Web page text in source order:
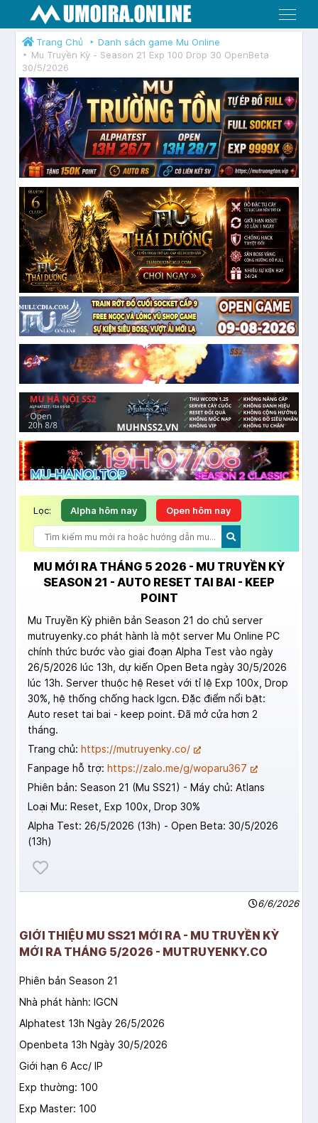
Menu
Trang Chủ
Danh sách game Mu Online
Mu Truyền Kỳ - Season 21 Exp 100 Drop 30 OpenBeta
30/5/2026
Lọc: Alpha hôm nay Open hôm nay
MU MỚI RA THÁNG 5 2026 - MU TRUYỀN KỲ
SEASON 21 - AUTO RESET TAI BAI - KEEP
POINT
Mu Truyền Kỳ phiên bản Season 21 do chủ server
mutruyenky.co phát hành là một server Mu Online PC
chính thức bước vào giai đoạn Alpha Test vào ngày
26/5/2026 lúc 13h, dự kiến Open Beta ngày 30/5/2026
lúc 13h. Server thuộc hệ Reset với tỉ lệ Exp 100x, Drop
30%, hệ thống chống hack Igcn. Đặc điểm nổi bật:
Auto reset tai bai - keep point. Đã mở cửa hơn 2
tháng.
Trang chủ: https://mutruyenky.co/
Fanpage hỗ trợ: https://zalo.me/g/woparu367
Phiên bản: Season 21 (Mu SS21) - Máy chủ: Atlans
Loại Mu: Reset, Exp 100x, Drop 30%
Alpha Test: 26/5/2026 (13h) - Open Beta: 30/5/2026
(13h)
6/6/2026
GIỚI THIỆU MU SS21 MỚI RA - MU TRUYỀN KỲ
MỚI RA THÁNG 5/2026 - MUTRUYENKY.CO
Phiên bản Season 21
Nhà phát hành: IGCN
Alphatest 13h Ngày 26/5/2026
Openbeta 13h Ngày 30/5/2026
Giới hạn 6 Acc/ IP
Exp thường: 100
Exp Master: 100